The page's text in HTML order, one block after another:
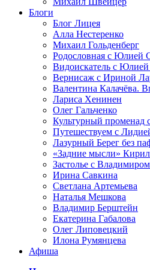
Блоги
Блог Лицея
Алла Нестеренко
Михаил Гольденберг
Родословная с Юлией
Видоискатель с
Вернисаж с Ириной
Валентина Калачёва.
Лариса Хенинен
Олег Гальченко
Культурный променад
Путешествуем с
Лазурный Берег без
«Задние мысли»
Застолье с
Ирина Савкина
Светлана Артемьева
Наталья Мешкова
Владимир Берштейн
Екатерина Габалова
Олег Липовецкий
Илона Румянцева
Афиша